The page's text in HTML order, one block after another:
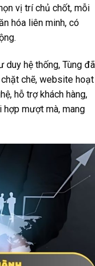
vị trí chủ chốt, mỗi
hóa liên minh, có
duy hệ thống, Tùng đã
chẽ, website hoạt
hỗ trợ khách hàng,
mượt mà, mang